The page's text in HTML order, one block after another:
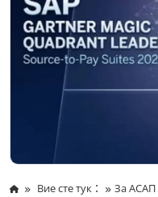
Вие сте тук : За АСАП